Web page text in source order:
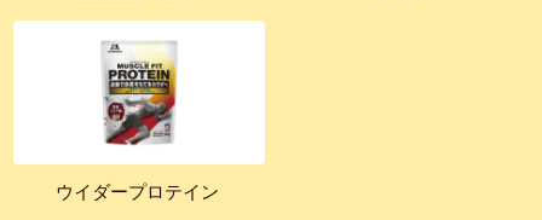
ウイダープロテイン